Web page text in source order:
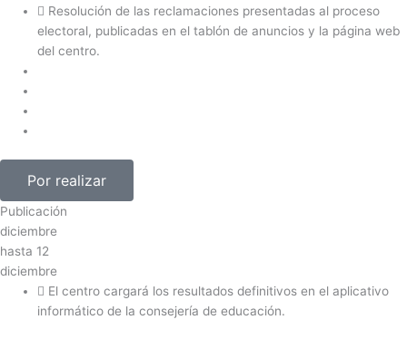
Resolución de las reclamaciones presentadas al proceso
electoral, publicadas en el tablón de anuncios y la página web
del centro.
Por realizar
Publicación
diciembre
hasta 12
diciembre
El centro cargará los resultados definitivos en el aplicativo
informático de la consejería de educación.